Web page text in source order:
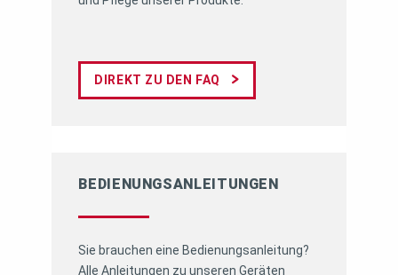
DIREKT ZU DEN FAQ
BEDIENUNGS­ANLEITUNGEN
Sie brauchen eine Bedienungsanleitung?
Alle Anleitungen zu unseren Geräten